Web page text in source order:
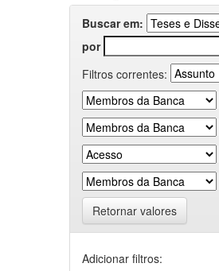
Buscar em:
por
Filtros correntes:
Retornar valores
Adicionar filtros: